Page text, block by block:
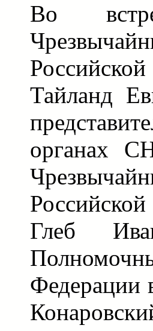
Во
Тайланд
органах
Глеб
Федерации